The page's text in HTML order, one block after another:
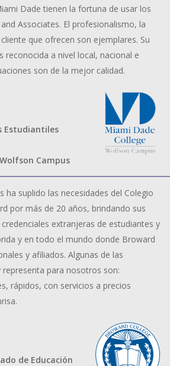
Dade tienen la fortuna de usar los
Associates. El profesionalismo, la
que ofrecen son ejemplares. Su
reconocida a nivel local, nacional e
son de la mejor calidad.
Estudiantiles
Campus
ha suplido las necesidades del Colegio
por más de 20 años, brindando sus
extranjeras de estudiantes y
y en todo el mundo donde Broward
y afiliados. Algunas de las
representa para nosotros son:
rápidos, con servicios a precios
de Educación